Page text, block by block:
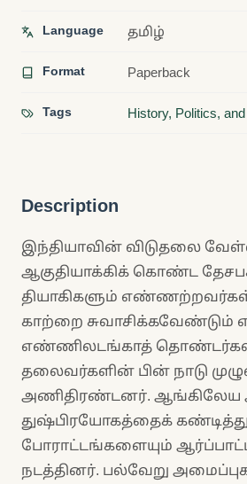
Language தமிழ்
Format Paperback
Tags History, Politics,
Description
இந்தியாவின் விடுதலை
ஆகுதியாக்கிக் கொண்ட
தியாகிகளும் எண்ணற்றவர்கள்.
காற்றை சுவாசிக்கவேண்டும்
எண்ணிலடங்காத்
தலைவர்களின் பின் நாடு
அணிதிரண்டனர். ஆங்கிலேய
துஷ்பிரயோகத்தைக்
போராட்டங்களையும்
நடத்தினர். பல்வேறு